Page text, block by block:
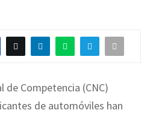
de Competencia (CNC)
de automóviles han